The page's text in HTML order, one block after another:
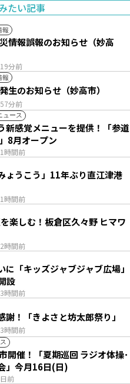
たい記事
報
分前
情報誤報のお知らせ（妙高
報
分前
生のお知らせ（妙高市）
ュース
時間前
新感覚メニューを提供！「参道
8月オープン
時間前
ょうこう」11年ぶり直江津港
時間前
楽しむ！板倉区久々野 ヒマワ
時間前
に「キッズジャブジャブ広場」
設
時間前
謝！「きよさと坊太郎祭り」
前
開催！「夏期巡回 ラジオ体操･
」今月16日(日)